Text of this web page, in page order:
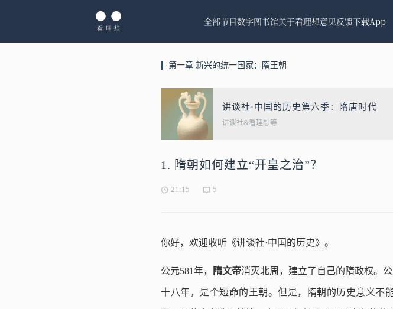
全部节目数字图书馆关于看理想意见反馈下载App
第一章 新兴的统一国家：隋王朝
讲谈社·中国的历史第六季：隋唐时代
讲谈社&看理想等
1. 隋朝如何建立“开皇之治”？
21:15 5
你好，欢迎收听《讲谈社·中国的历史》。
公元581年， 隋文帝消灭北周，建立了自己的隋政权。公
十八年，是个短命的王朝。但是，隋朝的历史意义不